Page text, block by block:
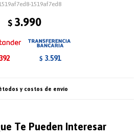
1519af7ed8
$ 3.990
$ 3.591
y costos de envío
Te Pueden Interesar